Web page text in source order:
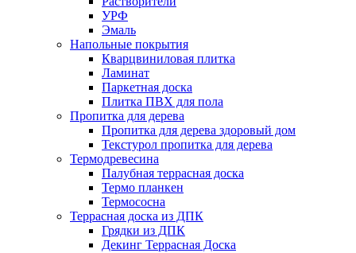
УРФ
Эмаль
Напольные покрытия
Кварцвиниловая плитка
Ламинат
Паркетная доска
Плитка ПВХ для пола
Пропитка для дерева
Пропитка для дерева здоровый дом
Текстурол пропитка для дерева
Термодревесина
Палубная террасная доска
Термо планкен
Термососна
Террасная доска из ДПК
Грядки из ДПК
Декинг Террасная Доска